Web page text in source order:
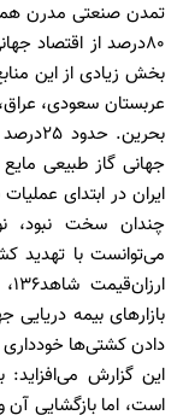
تمدن صنعتی مدرن
80درصد از اقتصاد
بخش زیادی از این
عربستان سعودی،
جهانی گاز طبیعی مایع
ایران در ابتدای
چندان سخت نبود،
می‌توانست با تهدید
بازارهای بیمه
دادن کشتی‌ها خودداری
این گزارش
است، اما بازگشایی